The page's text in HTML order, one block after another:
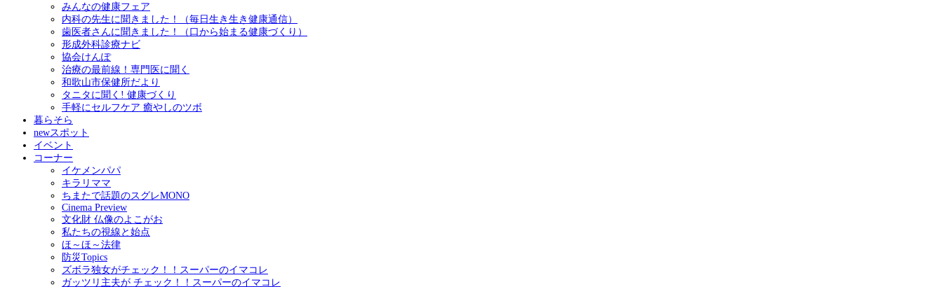
みんなの健康フェア
内科の先生に聞きました！（毎日生き生き健康通信）
歯医者さんに聞きました！（口から始まる健康づくり）
形成外科診療ナビ
協会けんぽ
治療の最前線！専門医に聞く
和歌山市保健所だより
タニタに聞く! 健康づくり
手軽にセルフケア 癒やしのツボ
暮らそら
newスポット
イベント
コーナー
イケメンパパ
キラリママ
ちまたで話題のスグレMONO
Cinema Preview
文化財 仏像のよこがお
私たちの視線と始点
ほ～ほ～法律
防災Topics
ズボラ独女がチェック！！スーパーのイマコレ
ガッツリ主夫が チェック！！スーパーのイマコレ